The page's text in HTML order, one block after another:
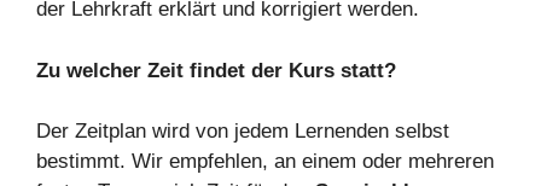
der Lehrkraft erklärt und korrigiert werden.
Zu welcher Zeit findet der Kurs statt?
Der Zeitplan wird von jedem Lernenden selbst
bestimmt. Wir empfehlen, an einem oder mehreren